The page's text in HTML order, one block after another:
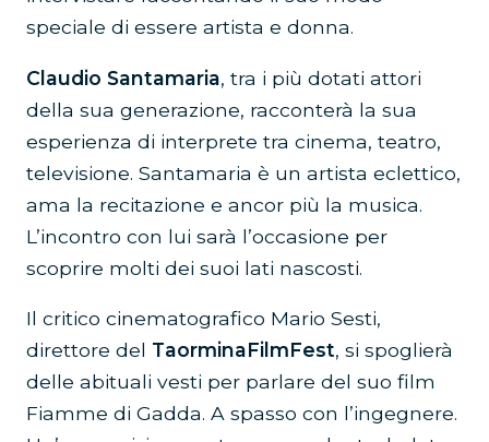
speciale di essere artista e donna.
Claudio Santamaria, tra i più dotati attori
della sua generazione, racconterà la sua
esperienza di interprete tra cinema, teatro,
televisione. Santamaria è un artista eclettico,
ama la recitazione e ancor più la musica.
L’incontro con lui sarà l’occasione per
scoprire molti dei suoi lati nascosti.
Il critico cinematografico Mario Sesti,
direttore del TaorminaFilmFest, si spoglierà
delle abituali vesti per parlare del suo film
Fiamme di Gadda. A spasso con l’ingegnere.